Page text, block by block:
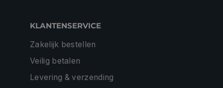
KLANTENSERVICE
Zakelijk bestellen
Veilig betalen
Levering & verzending